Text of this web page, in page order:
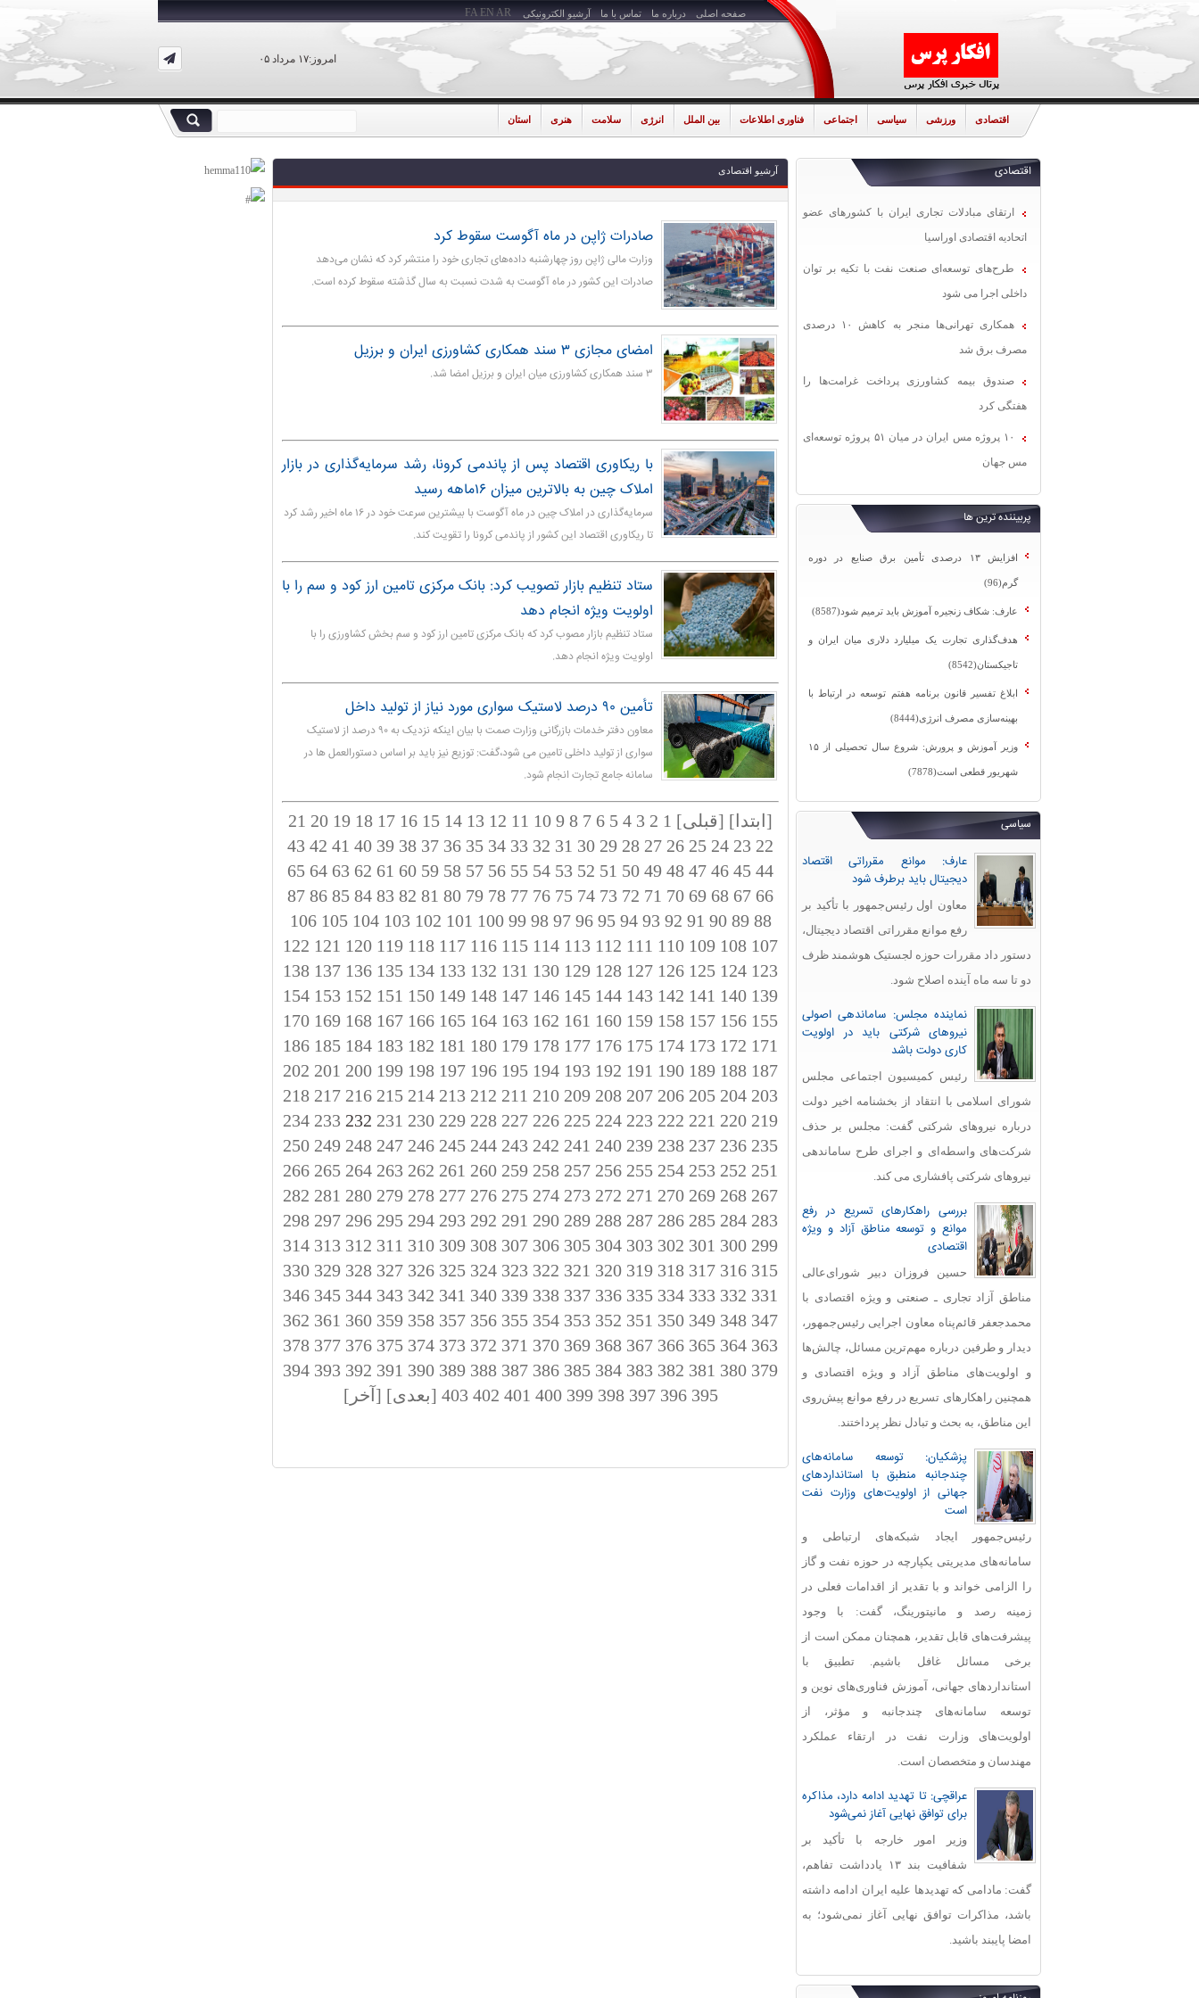
صفحه اصلی درباره ما تماس با ما آرشیو الکترونیکی
امروز:۱۷ مرداد ۰۵
FA EN AR
اقتصادی ورزشی سیاسی اجتماعی فناوری اطلاعات بین الملل انرژی سلامت هنری استان
اقتصادی
ارتقای مبادلات تجاری ایران با کشورهای عضو
اتحادیه اقتصادی اوراسیا
طرح‌های توسعه‌ای صنعت نفت با تکیه بر توان
داخلی اجرا می شود
همکاری تهرانی‌ها منجر به کاهش ۱۰ درصدی
مصرف برق شد
صندوق بیمه کشاورزی پرداخت غرامت‌ها را
هفتگی کرد
۱۰ پروژه مس ایران در میان ۵۱ پروژه توسعه‌ای
مس جهان
پربیننده ترین ها
افزایش ۱۳ درصدی تأمین برق صنایع در دوره
گرم(96)
عارف: شکاف زنجیره آموزش باید ترمیم شود(8587)
هدف‌گذاری تجارت یک میلیارد دلاری میان ایران و
تاجیکستان(8542)
ابلاغ تفسیر قانون برنامه هفتم توسعه در ارتباط با
بهینه‌سازی مصرف انرژی(8444)
وزیر آموزش و پرورش: شروع سال تحصیلی از ۱۵
شهریور قطعی است(7878)
سیاسی
عارف: موانع مقرراتی اقتصاد
دیجیتال باید برطرف شود
معاون اول رئیس‌جمهور با تأکید بر
رفع موانع مقرراتی اقتصاد دیجیتال،
دستور داد مقررات حوزه لجستیک هوشمند ظرف
دو تا سه ماه آینده اصلاح شود.
نماینده مجلس: ساماندهی اصولی
نیروهای شرکتی باید در اولویت
کاری دولت باشد
رئیس کمیسیون اجتماعی مجلس
شورای اسلامی با انتقاد از بخشنامه اخیر دولت
درباره نیروهای شرکتی گفت: مجلس بر حذف
شرکت‌های واسطه‌ای و اجرای طرح ساماندهی
نیروهای شرکتی پافشاری می کند.
بررسی راهکارهای تسریع در رفع
موانع و توسعه مناطق آزاد و ویژه
اقتصادی
حسین فروزان دبیر شورای‌عالی
مناطق آزاد تجاری ـ صنعتی و ویژه اقتصادی با
محمدجعفر قائم‌پناه معاون اجرایی رئیس‌جمهور،
دیدار و طرفین درباره مهم‌ترین مسائل، چالش‌ها
و اولویت‌های مناطق آزاد و ویژه اقتصادی و
همچنین راهکارهای تسریع در رفع موانع پیش‌روی
این مناطق، به بحث و تبادل نظر پرداختند.
پزشکیان: توسعه سامانه‌های
چندجانبه منطبق با استانداردهای
جهانی از اولویت‌های وزارت نفت
است
رئیس‌جمهور ایجاد شبکه‌های ارتباطی و
سامانه‌های مدیریتی یکپارچه در حوزه نفت و گاز
را الزامی خواند و با تقدیر از اقدامات فعلی در
زمینه رصد و مانیتورینگ، گفت: با وجود
پیشرفت‌های قابل‌ تقدیر، همچنان ممکن است از
برخی مسائل غافل باشیم. تطبیق با
استانداردهای جهانی، آموزش فناوری‌های نوین و
توسعه سامانه‌های چندجانبه و مؤثر، از
اولویت‌های وزارت نفت در ارتقاء عملکرد
مهندسان و متخصصان است.
عراقچی: تا تهدید ادامه دارد، مذاکره
برای توافق نهایی آغاز نمی‌شود
وزیر امور خارجه با تأکید بر
شفافیت بند ۱۳ یادداشت تفاهم،
گفت: مادامی که تهدیدها علیه ایران ادامه داشته
باشد، مذاکرات توافق نهایی آغاز نمی‌شود؛ به
امضا پایبند باشید.
آرشیو اقتصادی
صادرات ژاپن در ماه آگوست سقوط کرد
وزارت مالی ژاپن روز چهارشنبه داده‌های تجاری خود را منتشر کرد که نشان می‌دهد
صادرات این کشور در ماه آگوست به شدت نسبت به سال گذشته سقوط کرده است.
امضای مجازی ۳ سند همکاری کشاورزی ایران و برزیل
۳ سند همکاری کشاورزی میان ایران و برزیل امضا شد.
با ریکاوری اقتصاد پس از پاندمی کرونا، رشد سرمایه‌گذاری در بازار
املاک چین به بالاترین میزان ۱۶ماهه رسید
سرمایه‌گذاری در املاک چین در ماه آگوست با بیشترین سرعت خود در ۱۶ ماه اخیر رشد کرد
تا ریکاوری اقتصاد این کشور از پاندمی کرونا را تقویت کند.
ستاد تنظیم بازار تصویب کرد: بانک مرکزی تامین ارز کود و سم را با
اولویت ویژه انجام دهد
ستاد تنظیم بازار مصوب کرد که بانک مرکزی تامین ارز کود و سم بخش کشاورزی را با
اولویت ویژه انجام دهد.
تأمین ۹۰ درصد لاستیک سواری مورد نیاز از تولید داخل
معاون دفتر خدمات بازرگانی وزارت صمت با بیان اینکه نزدیک به ۹۰ درصد از لاستیک
سواری از تولید داخلی تامین می شود،گفت: توزیع نیز باید بر اساس دستورالعمل ها در
سامانه جامع تجارت انجام شود.
[ابتدا] [قبلی] 1
2
3
4
5
6
7
8
9
10
11
12
13
14
15
16
17
18
19
20
21
22
23
24
25
26
27
28
29
30
31
32
33
34
35
36
37
38
39
40
41
42
43
44
45
46
47
48
49
50
51
52
53
54
55
56
57
58
59
60
61
62
63
64
65
66
67
68
69
70
71
72
73
74
75
76
77
78
79
80
81
82
83
84
85
86
87
88
89
90
91
92
93
94
95
96
97
98
99
100
101
102
103
104
105
106
107
108
109
110
111
112
113
114
115
116
117
118
119
120
121
122
123
124
125
126
127
128
129
130
131
132
133
134
135
136
137
138
139
140
141
142
143
144
145
146
147
148
149
150
151
152
153
154
155
156
157
158
159
160
161
162
163
164
165
166
167
168
169
170
171
172
173
174
175
176
177
178
179
180
181
182
183
184
185
186
187
188
189
190
191
192
193
194
195
196
197
198
199
200
201
202
203
204
205
206
207
208
209
210
211
212
213
214
215
216
217
218
219
220
221
222
223
224
225
226
227
228
229
230
231
233
234
235
236
237
238
239
240
241
242
243
244
245
246
247
248
249
250
251
252
253
254
255
256
257
258
259
260
261
262
263
264
265
266
267
268
269
270
271
272
273
274
275
276
277
278
279
280
281
282
283
284
285
286
287
288
289
290
291
292
293
294
295
296
297
298
299
300
301
302
303
304
305
306
307
308
309
310
311
312
313
314
315
316
317
318
319
320
321
322
323
324
325
326
327
328
329
330
331
332
333
334
335
336
337
338
339
340
341
342
343
344
345
346
347
348
349
350
351
352
353
354
355
356
357
358
359
360
361
362
363
364
365
366
367
368
369
370
371
372
373
374
375
376
377
378
379
380
381
382
383
384
385
386
387
388
389
390
391
392
393
394
395
396
397
398
399
400
401
402
403 [بعدی] [آخر]